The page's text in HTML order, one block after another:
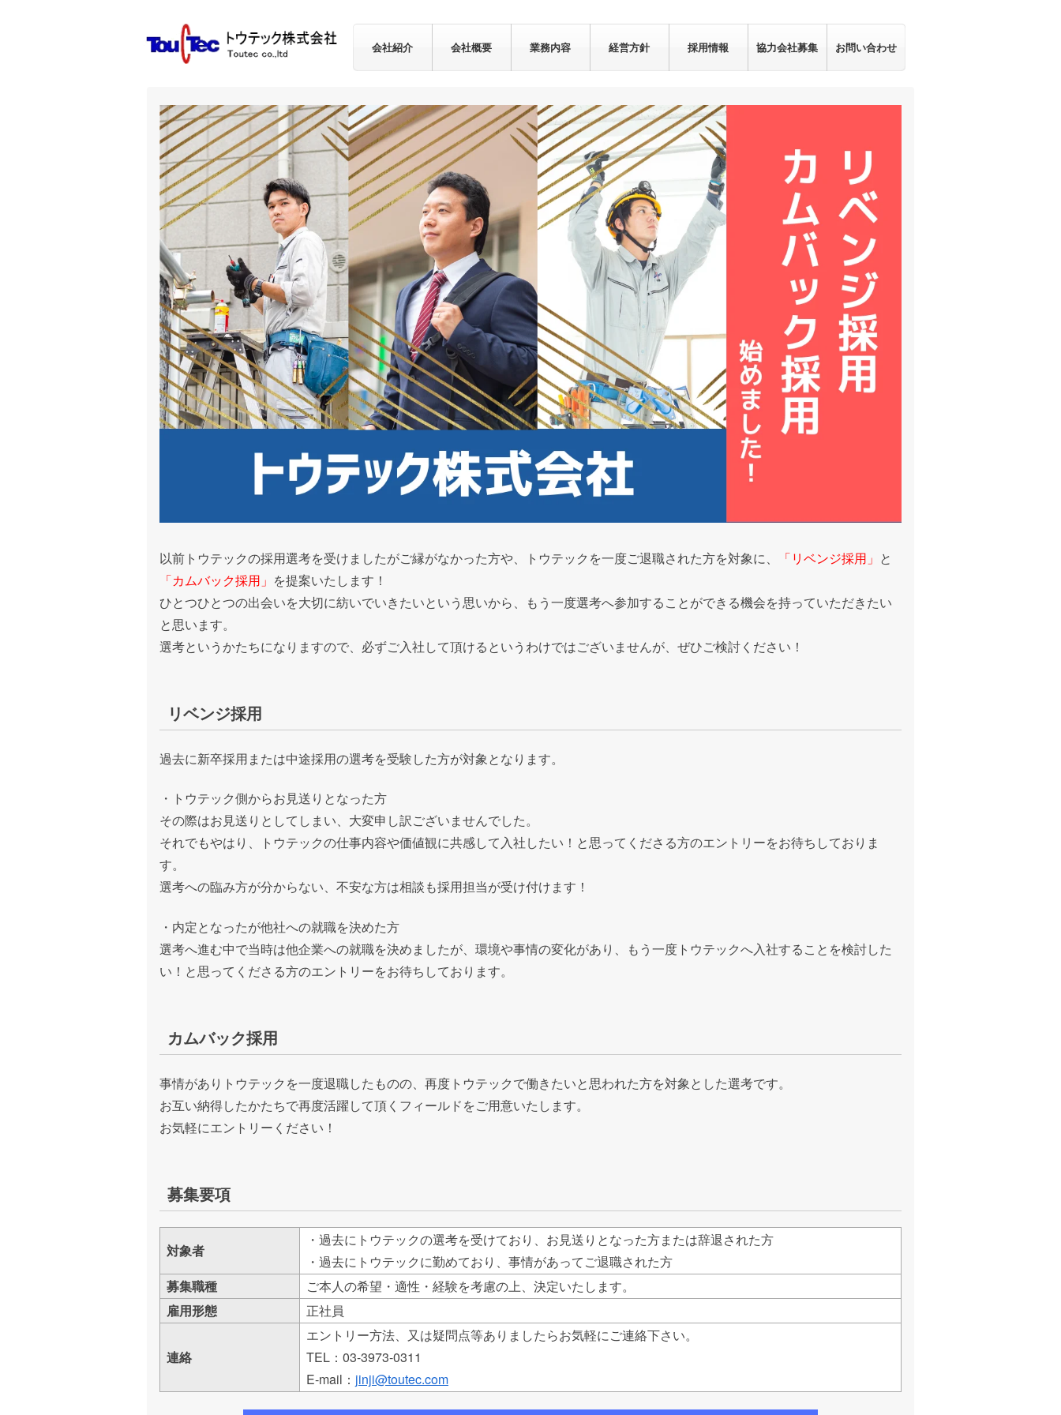
会社紹介 会社概要 業務内容 経営方針 採用情報 協力会社募集 お問い合わせ
以前トウテックの採用選考を受けましたがご縁がなかった方や、トウテックを一度ご退職された方を対象に、 「リベンジ採用」 と
「カムバック採用」 を提案いたします！
ひとつひとつの出会いを大切に紡いでいきたいという思いから、もう一度選考へ参加することができる機会を持っていただきたい
と思います。
選考というかたちになりますので、必ずご入社して頂けるというわけではございませんが、ぜひご検討ください！
リベンジ採用
過去に新卒採用または中途採用の選考を受験した方が対象となります。
・トウテック側からお見送りとなった方
その際はお見送りとしてしまい、大変申し訳ございませんでした。
それでもやはり、トウテックの仕事内容や価値観に共感して入社したい！と思ってくださる方のエントリーをお待ちしておりま
す。
選考への臨み方が分からない、不安な方は相談も採用担当が受け付けます！
・内定となったが他社への就職を決めた方
選考へ進む中で当時は他企業への就職を決めましたが、環境や事情の変化があり、もう一度トウテックへ入社することを検討した
い！と思ってくださる方のエントリーをお待ちしております。
カムバック採用
事情がありトウテックを一度退職したものの、再度トウテックで働きたいと思われた方を対象とした選考です。
お互い納得したかたちで再度活躍して頂くフィールドをご用意いたします。
お気軽にエントリーください！
募集要項
対象者
・過去にトウテックの選考を受けており、お見送りとなった方または辞退された方
・過去にトウテックに勤めており、事情があってご退職された方
募集職種
ご本人の希望・適性・経験を考慮の上、決定いたします。
雇用形態
正社員
連絡
エントリー方法、又は疑問点等ありましたらお気軽にご連絡下さい。
TEL：03-3973-0311
E-mail： jinji@toutec.com